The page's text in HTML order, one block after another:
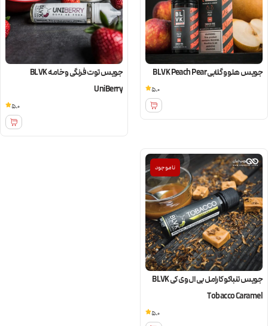
جویس هلو و گلابی BLVK Peach Pear
5.0
جویس توت فرنگی و خامه BLVK
UniBerry
5.0
ناموجود
جویس تنباکو کارامل بی ال وی کی BLVK
Tobacco Caramel
5.0